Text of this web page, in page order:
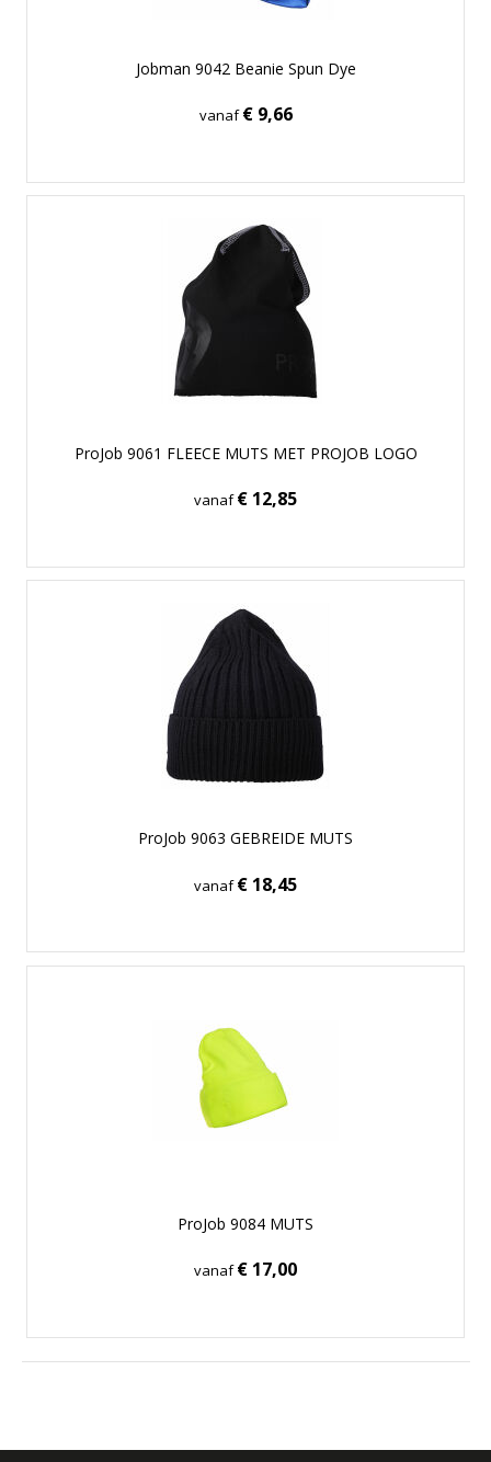
Jobman 9042 Beanie Spun Dye
vanaf€ 9,66
ProJob 9061 FLEECE MUTS MET PROJOB LOGO
vanaf€ 12,85
ProJob 9063 GEBREIDE MUTS
vanaf€ 18,45
ProJob 9084 MUTS
vanaf€ 17,00